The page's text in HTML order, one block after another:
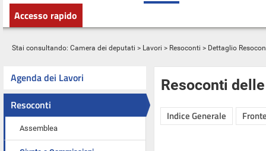
Accesso rapido
Stai consultando: Camera dei deputati > Lavori > Resoconti > Dettaglio
Agenda dei Lavori
Resoconti
Assemblea
Resoconti
Indice Generale